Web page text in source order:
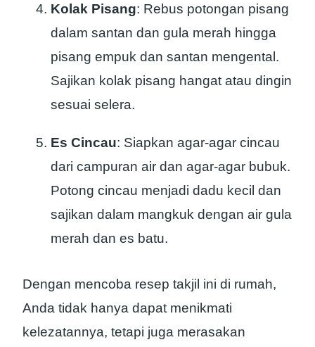
Kolak Pisang: Rebus potongan pisang
dalam santan dan gula merah hingga
pisang empuk dan santan mengental.
Sajikan kolak pisang hangat atau dingin
sesuai selera.
Es Cincau: Siapkan agar-agar cincau
dari campuran air dan agar-agar bubuk.
Potong cincau menjadi dadu kecil dan
sajikan dalam mangkuk dengan air gula
merah dan es batu.
Dengan mencoba resep takjil ini di rumah,
Anda tidak hanya dapat menikmati
kelezatannya, tetapi juga merasakan